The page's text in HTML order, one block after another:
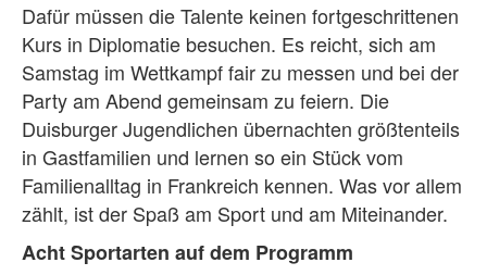
Dafür müssen die Talente keinen fortgeschrittenen
Kurs in Diplomatie besuchen. Es reicht, sich am
Samstag im Wettkampf fair zu messen und bei der
Party am Abend gemeinsam zu feiern. Die
Duisburger Jugendlichen übernachten größtenteils
in Gastfamilien und lernen so ein Stück vom
Familienalltag in Frankreich kennen. Was vor allem
zählt, ist der Spaß am Sport und am Miteinander.
Acht Sportarten auf dem Programm